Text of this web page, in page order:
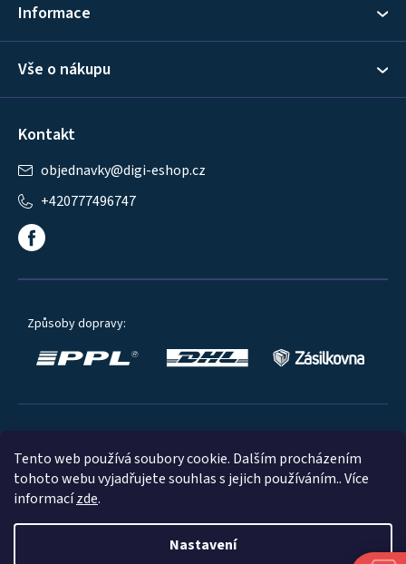
Tento web používá soubory cookie. Dalším procházením
tohoto webu vyjadřujete souhlas s jejich používáním.. Více
informacízde.
Nastavení
Informace
Vše o nákupu
Kontakt
objednavky@digi-eshop.cz
+420777496747
Způsoby dopravy: